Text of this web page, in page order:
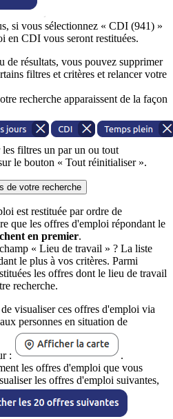
si vous sélectionnez « CDI (941) »
en CDI vous seront restituées.
de résultats, vous pouvez supprimer
filtres et critères et relancer votre
recherche apparaissent de la façon
filtres un par un ou tout
le bouton « Tout réinitialiser ».
de votre recherche
est restituée par ordre de
que les offres d'emploi répondant le
en premier.
« Lieu de travail » ? La liste
le plus à vos critères. Parmi
les offres dont le lieu de travail
recherche.
visualiser ces offres d'emploi via
personnes en situation de
:
.
les offres d'emploi que vous
les offres d'emploi suivantes,